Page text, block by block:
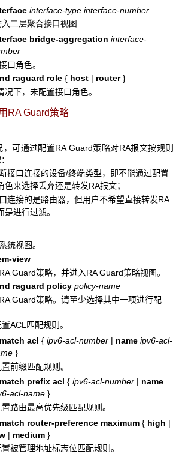
interface-type interface-number
入二层聚合接口视图
bridge-aggregation interface-
角色。
raguard role {host | router}
况下，未配置接口角色。
RA Guard策略
，可通过配置RA Guard策略对RA报文按规则
口连接的设备/终端类型，即不能通过配置
色来选择丢弃还是转发RA报文；
接的是路由器，但用户不希望直接转发RA
是进行过滤。
视图。
view
Guard策略，并进入RA Guard策略视图。
raguard policy policy-name
Guard策略。请至少选择其中一项进行配
ACL匹配规则。
acl { ipv6-acl-number | name ipv6-acl-
}
前缀匹配规则。
prefix acl { ipv6-acl-number | name
acl-name }
路由最高优先级匹配规则。
router-preference maximum { high |
| medium }
被管理地址标志位匹配规则。